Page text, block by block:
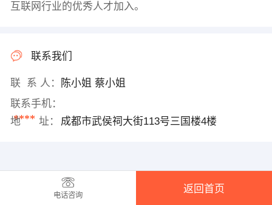
互联网行业的优秀人才加入。
联系我们
联 系 人：
陈小姐 蔡小姐
联系手机：
****
地 址： 成都市武侯祠大街113号三国楼4楼
电话咨询
返回首页